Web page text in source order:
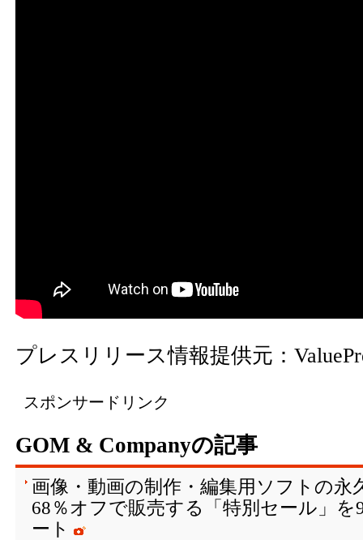
プレスリリース情報提供元：
スポンサードリンク
GOM & Companyの記事
画像・動画の制作・編集用ソフトの永
68％オフで販売する「特別セール」を
ート